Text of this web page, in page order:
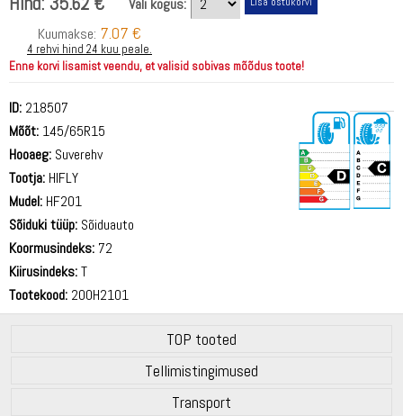
Vali kogus:
Kuumakse: 7.07 €
4 rehvi hind 24 kuu peale.
Enne korvi lisamist veendu, et valisid sobivas mõõdus toote!
ID: 218507
Mõõt: 145/65R15
Hooaeg: Suverehv
Tootja: HIFLY
Mudel: HF201
Sõiduki tüüp: Sõiduauto
Koormusindeks: 72
Kiirusindeks:T
Tootekood: 200H2101
TOP tooted
Tellimistingimused
Transport